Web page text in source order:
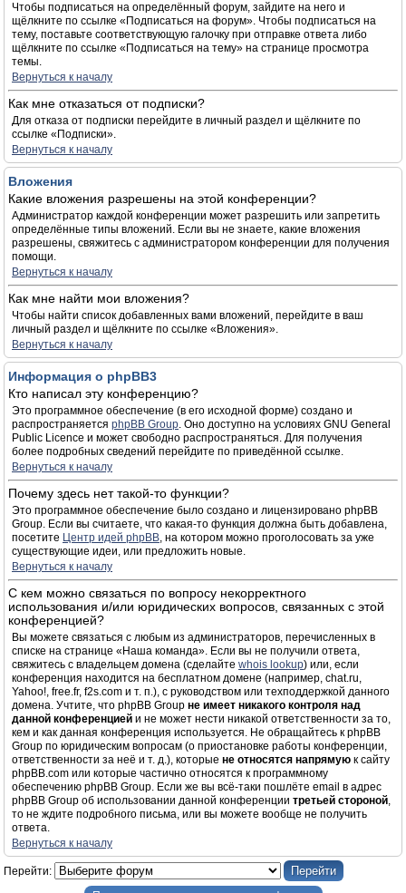
Чтобы подписаться на определённый форум, зайдите на него и
щёлкните по ссылке «Подписаться на форум». Чтобы подписаться на
тему, поставьте соответствующую галочку при отправке ответа либо
щёлкните по ссылке «Подписаться на тему» на странице просмотра
темы.
Вернуться к началу
Как мне отказаться от подписки?
Для отказа от подписки перейдите в личный раздел и щёлкните по
ссылке «Подписки».
Вернуться к началу
Вложения
Какие вложения разрешены на этой конференции?
Администратор каждой конференции может разрешить или запретить
определённые типы вложений. Если вы не знаете, какие вложения
разрешены, свяжитесь с администратором конференции для получения
помощи.
Вернуться к началу
Как мне найти мои вложения?
Чтобы найти список добавленных вами вложений, перейдите в ваш
личный раздел и щёлкните по ссылке «Вложения».
Вернуться к началу
Информация о phpBB3
Кто написал эту конференцию?
Это программное обеспечение (в его исходной форме) создано и
распространяется phpBB Group. Оно доступно на условиях GNU General
Public Licence и может свободно распространяться. Для получения
более подробных сведений перейдите по приведённой ссылке.
Вернуться к началу
Почему здесь нет такой-то функции?
Это программное обеспечение было создано и лицензировано phpBB
Group. Если вы считаете, что какая-то функция должна быть добавлена,
посетите Центр идей phpBB, на котором можно проголосовать за уже
существующие идеи, или предложить новые.
Вернуться к началу
С кем можно связаться по вопросу некорректного
использования и/или юридических вопросов, связанных с этой
конференцией?
Вы можете связаться с любым из администраторов, перечисленных в
списке на странице «Наша команда». Если вы не получили ответа,
свяжитесь с владельцем домена (сделайте whois lookup) или, если
конференция находится на бесплатном домене (например, chat.ru,
Yahoo!, free.fr, f2s.com и т. п.), с руководством или техподдержкой данного
домена. Учтите, что phpBB Group не имеет никакого контроля над
данной конференцией и не может нести никакой ответственности за то,
кем и как данная конференция используется. Не обращайтесь к phpBB
Group по юридическим вопросам (о приостановке работы конференции,
ответственности за неё и т. д.), которые не относятся напрямую к сайту
phpBB.com или которые частично относятся к программному
обеспечению phpBB Group. Если же вы всё-таки пошлёте email в адрес
phpBB Group об использовании данной конференции третьей стороной,
то не ждите подробного письма, или вы можете вообще не получить
ответа.
Вернуться к началу
Перейти: